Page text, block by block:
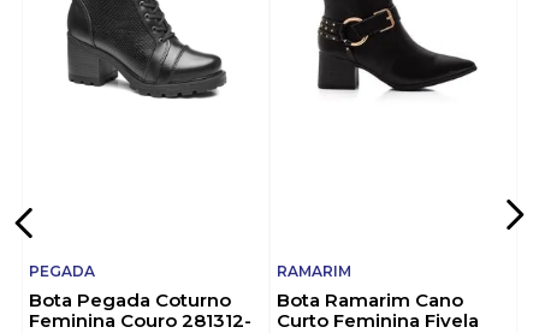
PEGADA
Bota Pegada Coturno
Feminina Couro 281312-
RAMARIM
Bota Ramarim Cano
Curto Feminina Fivela